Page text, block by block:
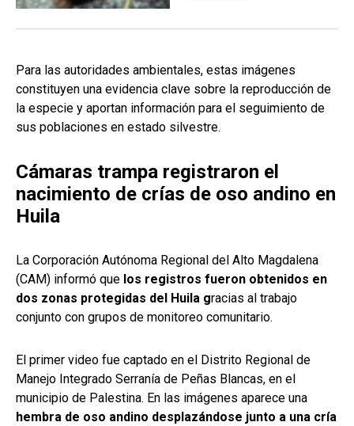
Para las autoridades ambientales, estas imágenes
constituyen una evidencia clave sobre la reproducción de
la especie y aportan información para el seguimiento de
sus poblaciones en estado silvestre.
Cámaras trampa registraron el
nacimiento de crías de oso andino en
Huila
La Corporación Autónoma Regional del Alto Magdalena
(CAM) informó que los registros fueron obtenidos en
dos zonas protegidas del Huila gracias al trabajo
conjunto con grupos de monitoreo comunitario.
El primer video fue captado en el Distrito Regional de
Manejo Integrado Serranía de Peñas Blancas, en el
municipio de Palestina. En las imágenes aparece una
hembra de oso andino desplazándose junto a una cría